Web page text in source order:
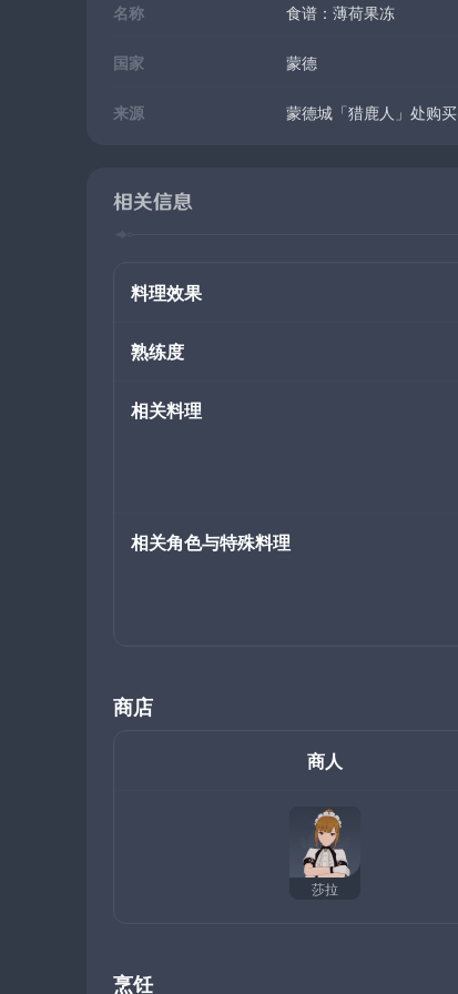
名称 食谱：薄荷果冻
国家 蒙德
来源 蒙德城「猎鹿人」处购买
相关信息
料理效果
熟练度
相关料理
相关角色与特殊料理
商店
商人
莎拉
烹饪